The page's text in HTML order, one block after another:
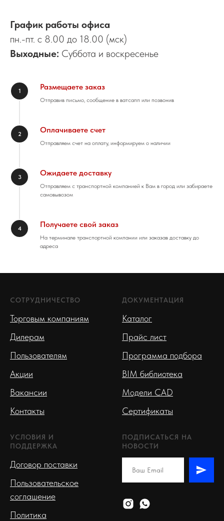
График работы офиса
пн.-пт. с 8.00 до 18.00 (мск)
Выходные: Суббота и воскресенье
1 Размещаете заказ
Отправив письмо, сообщение в ватсапп или позвонив
2 Оплачиваете счет
Отправляем счет на оплату, информируем о наличии
3 Ожидаете доставку
Отправляем с транспортной компанией к Вам в город или забираете
самовывозом
4 Получаете свой заказ
На терминале транспортной компании или заказав доставку до
адреса
СОТРУДНИЧЕСТВО
Торговым компаниям
Дилерам
Пользователям
Акции
Вакансии
Контакты
ДОКУМЕНТАЦИЯ
Каталог
Прайс лист
Программа подбора
BIM библиотека
Модели CAD
Сертификаты
УСЛОВИЯ И
ПОДДЕРЖКА
Договор поставки
Пользовательское
соглашение
Политика
ПОДПИСАТЬСЯ НА
НОВОСТИ